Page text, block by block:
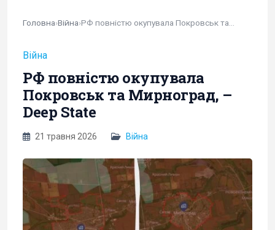
Головна›Війна›
Війна
РФ повністю окупувала
Покровськ та Мирноград, –
Deep State
21 травня 2026 Війна